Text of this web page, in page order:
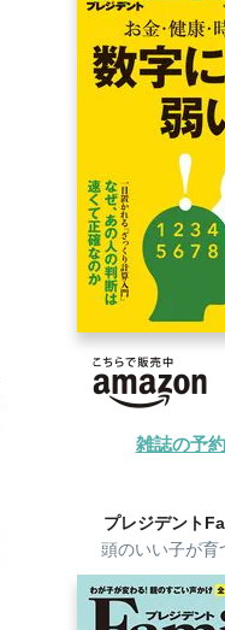
雑誌の予
プレジデント
頭のいい子が育